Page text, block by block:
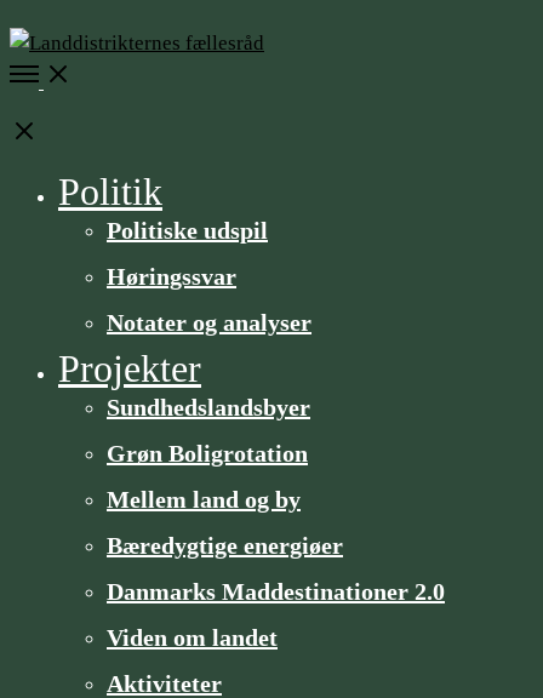
Open
Close
Politik
Politiske udspil
Høringssvar
Notater og analyser
Projekter
Sundheds­­landsbyer
Grøn Boligrotation
Mellem land og by
Bæredygtige energiøer
Danmarks Maddestinationer 2.0
Viden om landet
Aktiviteter